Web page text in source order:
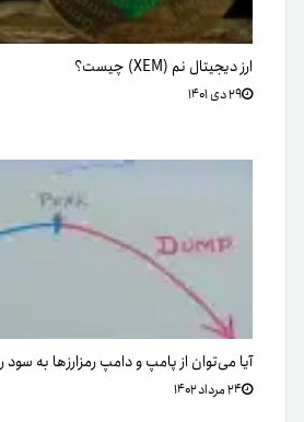
ارز دیجیتال نم (XEM) چیست؟
۲۹ دی ۱۴۰۱
آیا می‌توان از پامپ و دامپ رمزارزها به‌ سود
۲۴ مرداد ۱۴۰۲